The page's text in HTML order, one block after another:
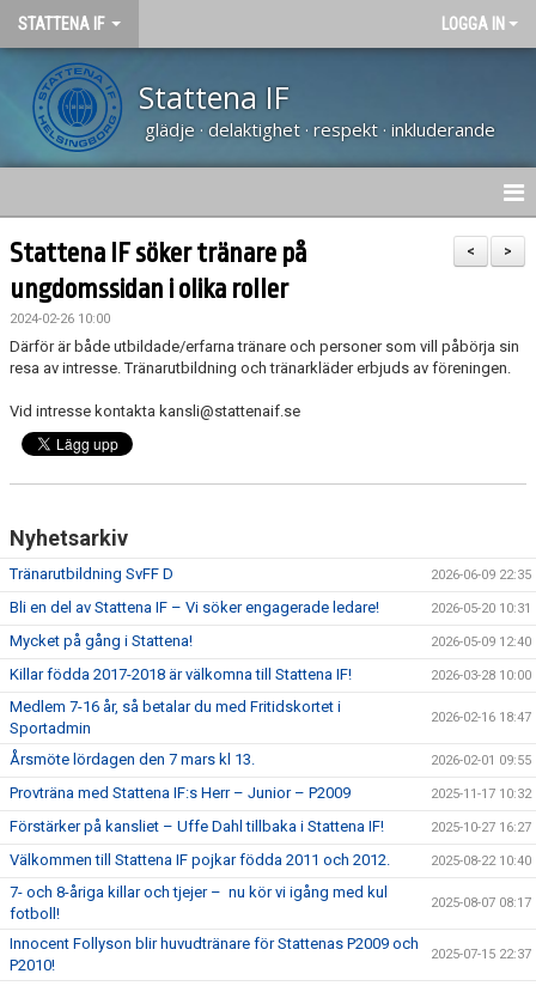
STATTENA IF LOGGA IN
Stattena IF
glädje · delaktighet · respekt · inkluderande
HEM
NYHETER
TRÄNARUTBILDNING SVFF D
KALENDER
SPONSORER
DOMARE, MATCHER.
FÖRENINGSSHOP
KONTAKT
INTRESSEANMÄLAN SOM TRÄNARE/LEDARE
INTRESSEANMÄLAN MEDLEM/SPELARE
>
<
Stattena IF söker tränare på
ungdomssidan i olika roller
2024-02-26 10:00
Därför är både utbildade/erfarna tränare och personer som vill påbörja sin
resa av intresse. Tränarutbildning och tränarkläder erbjuds av föreningen.
Vid intresse kontakta kansli@stattenaif.se
Nyhetsarkiv
Tränarutbildning SvFF D 2026-06-09 22:35
Bli en del av Stattena IF – Vi söker engagerade ledare! 2026-05-20 10:31
Mycket på gång i Stattena! 2026-05-09 12:40
Killar födda 2017-2018 är välkomna till Stattena IF! 2026-03-28 10:00
Medlem 7-16 år, så betalar du med Fritidskortet i
Sportadmin
2026-02-16 18:47
Årsmöte lördagen den 7 mars kl 13. 2026-02-01 09:55
Provträna med Stattena IF:s Herr – Junior – P2009 2025-11-17 10:32
Förstärker på kansliet – Uffe Dahl tillbaka i Stattena IF! 2025-10-27 16:27
Välkommen till Stattena IF pojkar födda 2011 och 2012. 2025-08-22 10:40
7- och 8-åriga killar och tjejer – nu kör vi igång med kul
fotboll!
2025-08-07 08:17
Innocent Follyson blir huvudtränare för Stattenas P2009 och
P2010!
2025-07-15 22:37